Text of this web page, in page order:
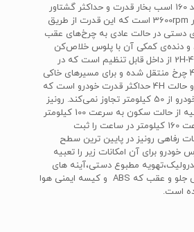
است که قادر به تولید 160 اسب بخار قدرت و حداکثر گشتاور
208 نیوتون‌متر در دور 3600rpm است که این قدرت از طریق
5 دنده‌ی دستی در حالت عادی به چرخ‌های عقب
و دنده‌ی کمکی آن با پلوس خلاص‌کن
برقی با 3 حالت 2H-4H-4L از داخل قابل تنظیم است که در
حالت 4L نیرو به هر 4 چرخ منتقل شده و برای مسیرهای خاکی
و برفی مناسب است و حالت 4H حداکثر قدرت خودرو است که
در این حالت سرعت خودرو از 50 کیلومتر تجاوز نمی‌کند. رونیز
در مدت زمان 15.2 ثانیه از حالت سکون به سرعت 100 کیلومتر
می‌رسد و حداکثر سرعت 160 کیلومتر در ساعت را ثبت
رفاهی رونیز در پایین ترین سطح
خودرو برای آن امکانات زیر را تعبیه
مطبوع دستی،آینه های
برقی،شیشه های برقی جلو و عقب که ABS و کیسه ایمنی هوا
است.